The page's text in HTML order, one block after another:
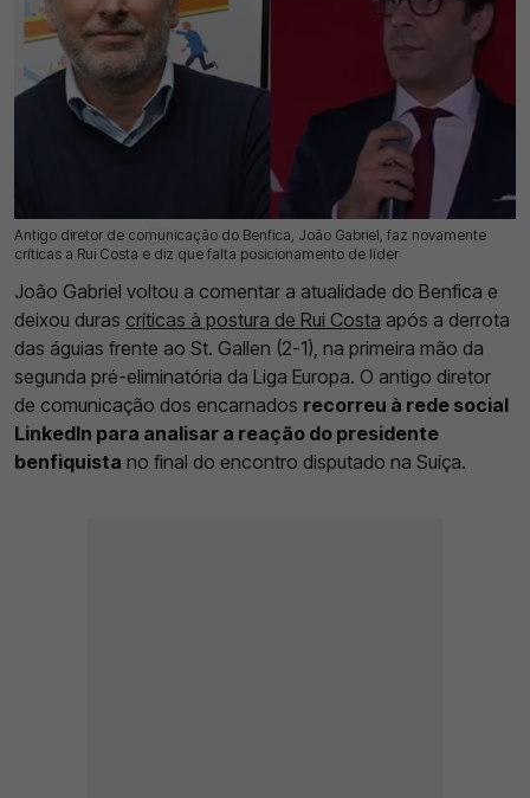
Antigo diretor de comunicação do Benfica, João Gabriel, faz novamente
críticas a Rui Costa e diz que falta posicionamento de líder
26 Jul 2026 | 17:28 | 0
João Gabriel voltou a comentar a atualidade do Benfica e
deixou duras críticas à postura de Rui Costa após a derrota
das águias frente ao St. Gallen (2-1), na primeira mão da
segunda pré-eliminatória da Liga Europa. O antigo diretor
de comunicação dos encarnados recorreu à rede social
LinkedIn para analisar a reação do presidente
benfiquista no final do encontro disputado na Suíça.